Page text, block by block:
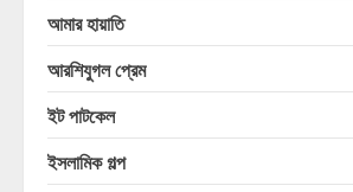
আমার হায়াতি
আরশিযুগল প্রেম
ইট পাটকেল
ইসলামিক গল্প